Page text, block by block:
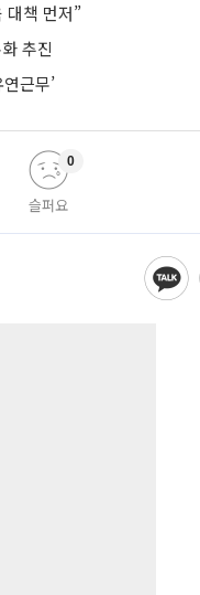
대책 먼저”
추진
근무’
슬퍼요
0